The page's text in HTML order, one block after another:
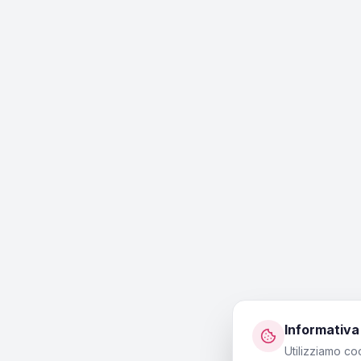
Utilizziamo